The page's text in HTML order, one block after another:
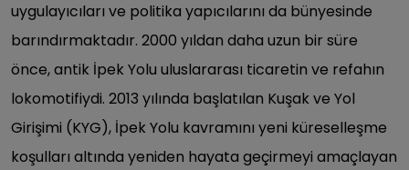
uygulayıcıları ve politika yapıcılarını da bünyesinde
barındırmaktadır. 2000 yıldan daha uzun bir süre
önce, antik İpek Yolu uluslararası ticaretin ve refahın
lokomotifiydi. 2013 yılında başlatılan Kuşak ve Yol
Girişimi (KYG), İpek Yolu kavramını yeni küreselleşme
koşulları altında yeniden hayata geçirmeyi amaçlayan